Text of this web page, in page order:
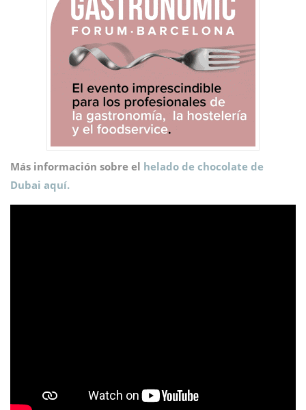
Más información sobre el helado de chocolate de
Dubai aquí.